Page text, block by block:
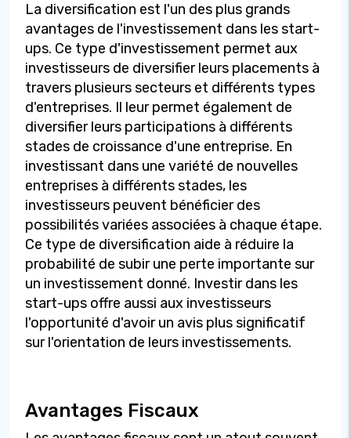
La diversification est l'un des plus grands
avantages de l'investissement dans les start-
ups. Ce type d'investissement permet aux
investisseurs de diversifier leurs placements à
travers plusieurs secteurs et différents types
d'entreprises. Il leur permet également de
diversifier leurs participations à différents
stades de croissance d'une entreprise. En
investissant dans une variété de nouvelles
entreprises à différents stades, les
investisseurs peuvent bénéficier des
possibilités variées associées à chaque étape.
Ce type de diversification aide à réduire la
probabilité de subir une perte importante sur
un investissement donné. Investir dans les
start-ups offre aussi aux investisseurs
l'opportunité d'avoir un avis plus significatif
sur l'orientation de leurs investissements.
Avantages Fiscaux